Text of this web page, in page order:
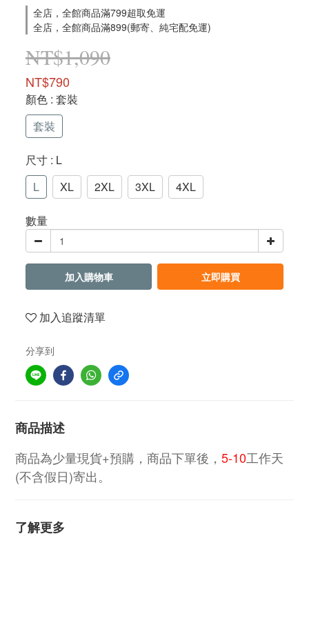
全店，全館商品滿799超取免運
全店，全館商品滿899(郵寄、純宅配免運)
NT$1,090
NT$790
顏色 : 套裝
套裝
尺寸 : L
L
XL 2XL 3XL 4XL
數量
加入購物車 立即購買
加入追蹤清單
分享到
商品描述
商品為少量現貨+預購，商品下單後， 5-10工作天
(不含假日)寄出。
了解更多